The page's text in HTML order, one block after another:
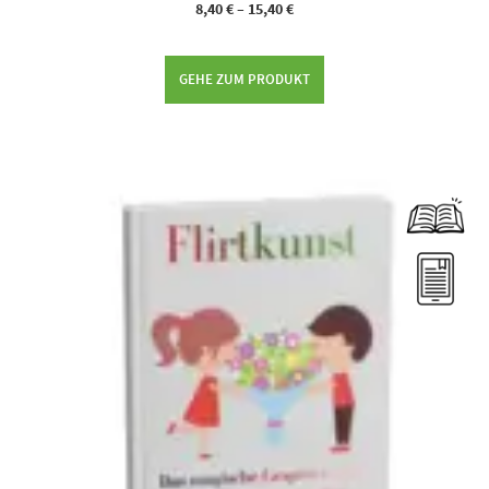
8,40€– 15,40€
GEHE ZUM PRODUKT